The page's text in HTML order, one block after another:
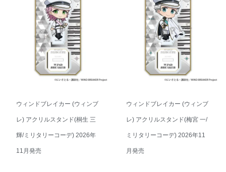
ウィンドブレイカー (ウィンブ
レ) アクリルスタンド(桐生 三
輝/ミリタリーコーデ) 2026年
11月発売
ウィンドブレイカー (ウィンブ
レ) アクリルスタンド(梅宮 一/
ミリタリーコーデ) 2026年11
月発売